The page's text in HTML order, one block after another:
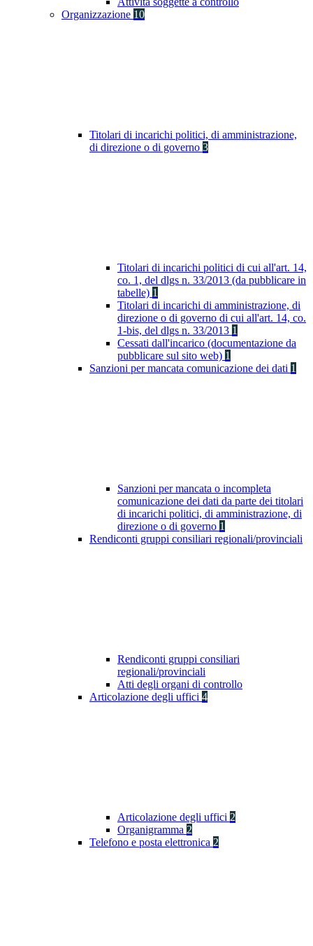
Organizzazione 10
Titolari di incarichi politici, di amministrazione,
di direzione o di governo 3
Titolari di incarichi politici di cui all'art. 14,
co. 1, del dlgs n. 33/2013 (da pubblicare in
tabelle) 1
Titolari di incarichi di amministrazione, di
direzione o di governo di cui all'art. 14, co.
1-bis, del dlgs n. 33/2013 1
Cessati dall'incarico (documentazione da
pubblicare sul sito web) 1
Sanzioni per mancata comunicazione dei dati 1
Sanzioni per mancata o incompleta
comunicazione dei dati da parte dei titolari
di incarichi politici, di amministrazione, di
direzione o di governo 1
Rendiconti gruppi consiliari regionali/provinciali
Rendiconti gruppi consiliari
regionali/provinciali
Atti degli organi di controllo
Articolazione degli uffici 4
Articolazione degli uffici 2
Organigramma 2
Telefono e posta elettronica 2